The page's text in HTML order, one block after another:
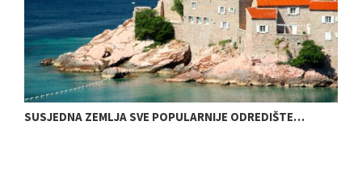
SUSJEDNA ZEMLJA SVE POPULARNIJE ODREDIŠTE…